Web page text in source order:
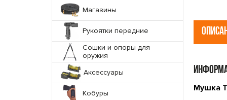
Магазины
Рукоятки передние
Сошки и опоры для
оружия
Аксессуары
Кобуры
Мушка